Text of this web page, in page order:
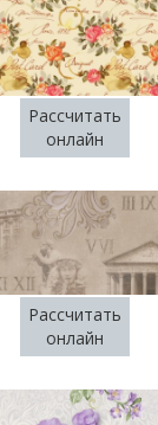
Рассчитать
онлайн
Рассчитать
онлайн